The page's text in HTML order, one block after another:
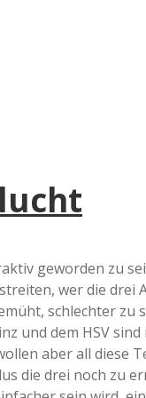
geworden zu
wer die drei
schlechter zu
und dem HSV
aber all diese
die drei noch zu